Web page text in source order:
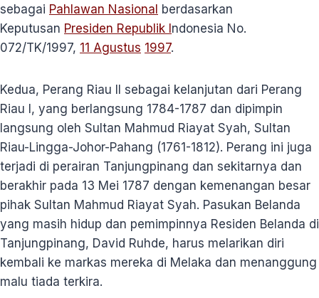
sebagai Pahlawan Nasional berdasarkan
Keputusan Presiden Republik Indonesia No.
072/TK/1997, 11 Agustus 1997.
Kedua, Perang Riau II sebagai kelanjutan dari Perang
Riau I, yang berlangsung 1784-1787 dan dipimpin
langsung oleh Sultan Mahmud Riayat Syah, Sultan
Riau-Lingga-Johor-Pahang (1761-1812). Perang ini juga
terjadi di perairan Tanjungpinang dan sekitarnya dan
berakhir pada 13 Mei 1787 dengan kemenangan besar
pihak Sultan Mahmud Riayat Syah. Pasukan Belanda
yang masih hidup dan pemimpinnya Residen Belanda di
Tanjungpinang, David Ruhde, harus melarikan diri
kembali ke markas mereka di Melaka dan menanggung
malu tiada terkira.